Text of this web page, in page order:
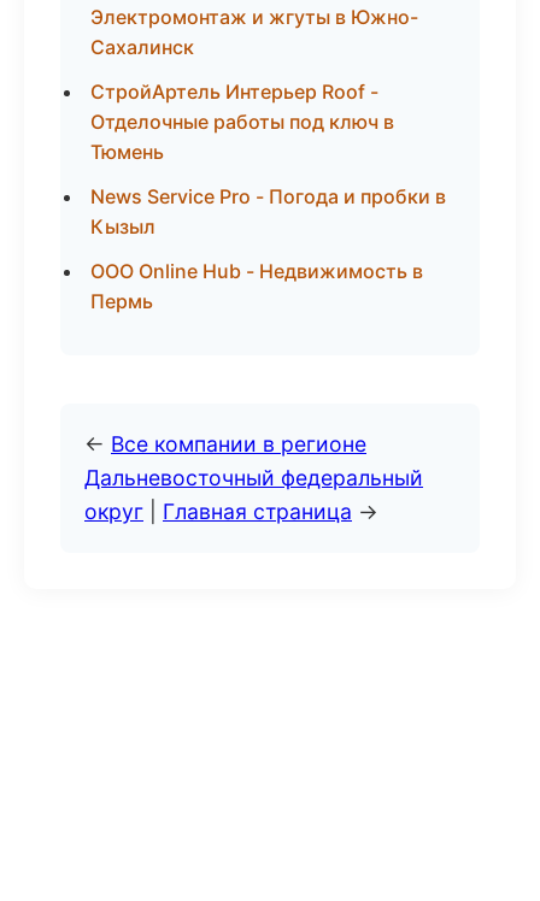
Электромонтаж и жгуты в Южно-
Сахалинск
СтройАртель Интерьер Roof -
Отделочные работы под ключ в
Тюмень
News Service Pro - Погода и пробки в
Кызыл
ООО Online Hub - Недвижимость в
Пермь
← Все компании в регионе
Дальневосточный федеральный
округ
Главная страница →